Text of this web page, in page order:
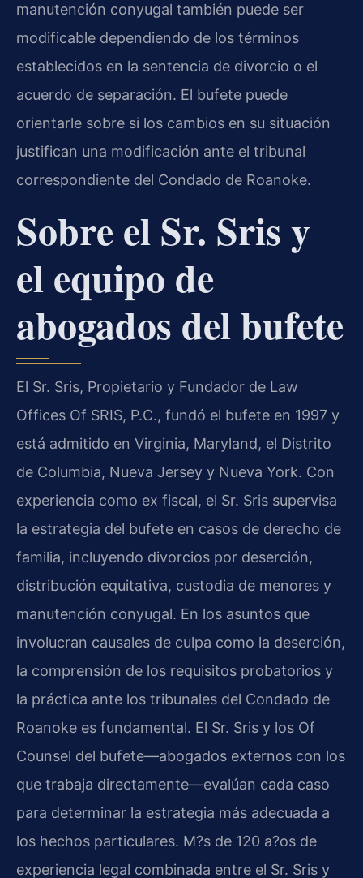
manutención conyugal también puede ser
modificable dependiendo de los términos
establecidos en la sentencia de divorcio o el
acuerdo de separación. El bufete puede
orientarle sobre si los cambios en su situación
justifican una modificación ante el tribunal
correspondiente del Condado de Roanoke.
Sobre el Sr. Sris y
el equipo de
abogados del bufete
El Sr. Sris, Propietario y Fundador de Law
Offices Of SRIS, P.C., fundó el bufete en 1997 y
está admitido en Virginia, Maryland, el Distrito
de Columbia, Nueva Jersey y Nueva York. Con
experiencia como ex fiscal, el Sr. Sris supervisa
la estrategia del bufete en casos de derecho de
familia, incluyendo divorcios por deserción,
distribución equitativa, custodia de menores y
manutención conyugal. En los asuntos que
involucran causales de culpa como la deserción,
la comprensión de los requisitos probatorios y
la práctica ante los tribunales del Condado de
Roanoke es fundamental. El Sr. Sris y los Of
Counsel del bufete—abogados externos con los
que trabaja directamente—evalúan cada caso
para determinar la estrategia más adecuada a
los hechos particulares. M?s de 120 a?os de
experiencia legal combinada entre el Sr. Sris y